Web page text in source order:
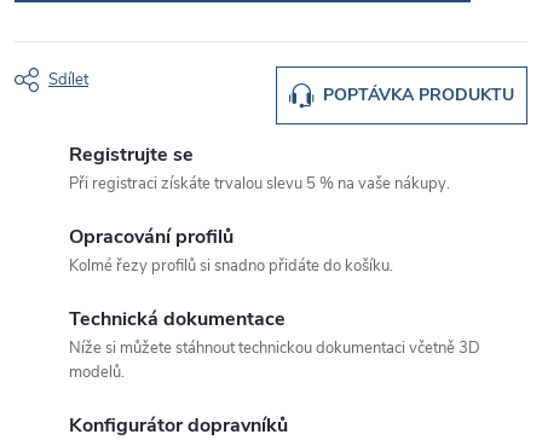
POPTÁVKA PRODUKTU
Sdílet
Registrujte se
Při registraci získáte trvalou slevu 5 % na vaše nákupy.
Opracování profilů
Kolmé řezy profilů si snadno přidáte do košíku.
Technická dokumentace
Níže si můžete stáhnout technickou dokumentaci včetně 3D
modelů.
Konfigurátor dopravníků